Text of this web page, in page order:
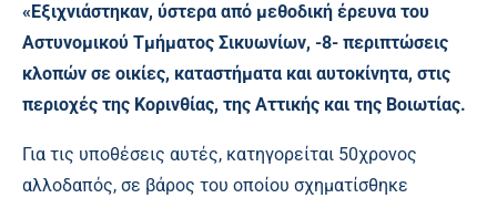
«Εξιχνιάστηκαν, ύστερα από μεθοδική έρευνα του
Αστυνομικού Τμήματος Σικυωνίων, -8- περιπτώσεις
κλοπών σε οικίες, καταστήματα και αυτοκίνητα, στις
περιοχές της Κορινθίας, της Αττικής και της Βοιωτίας.
Για τις υποθέσεις αυτές, κατηγορείται 50χρονος
αλλοδαπός, σε βάρος του οποίου σχηματίσθηκε